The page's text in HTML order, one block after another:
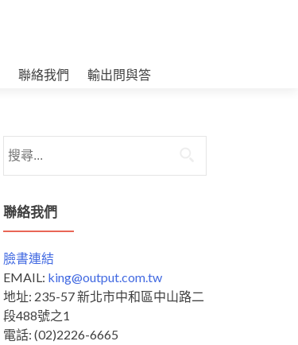
聯絡我們 輸出問與答
尋
鍵
字:
聯絡我們
臉書連結
EMAIL: king@output.com.tw
地址: 235-57 新北市中和區中山路二
段488號之1
電話: (02)2226-6665